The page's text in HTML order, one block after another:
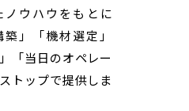
ノウハウをもとに
築」「機材選定」
「当日のオペレー
トップで提供しま